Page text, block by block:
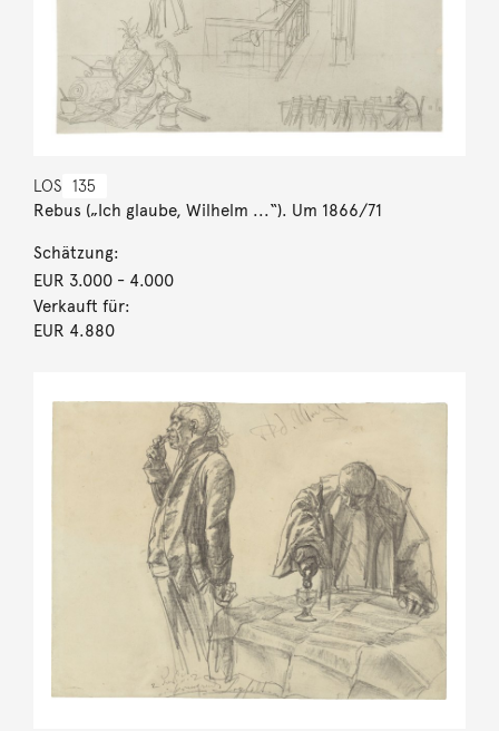
LOS 135
Rebus („Ich glaube, Wilhelm ...“). Um 1866/71
Schätzung:
EUR 3.000- 4.000
Verkauft für:
EUR 4.880